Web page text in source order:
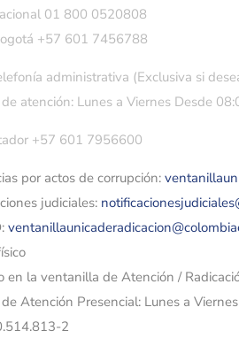
01 800 0520808
+57 601 7456788
administrativa (Exclusiva si
atención: Lunes a Viernes Desde
+57 601 7956600
por actos de corrupción:
judiciales:
en la ventanilla de Atención /
Atención Presencial: Lunes a
2